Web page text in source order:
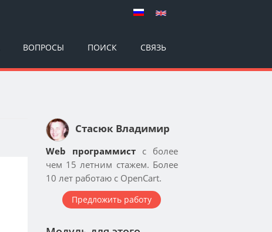
ВОПРОСЫ ПОИСК СВЯЗЬ
Стасюк Владимир
Web программистс более
чем 15 летним стажем. Более
10 лет работаю с OpenCart.
Предложить работу